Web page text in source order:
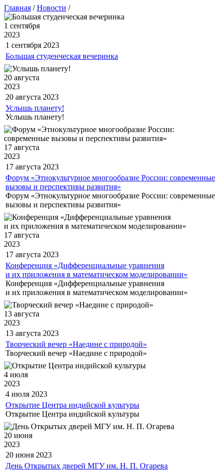
Главная /Новости /
1 сентября
2023
1 сентября 2023
Большая студенческая вечеринка
20 августа
2023
20 августа 2023
Услышь планету!
Услышь планету!
17 августа
2023
17 августа 2023
Форум «Этнокультурное многообразие России: современные
вызовы и перспективы развития»
Форум «Этнокультурное многообразие России: современные
вызовы и перспективы развития»
17 августа
2023
17 августа 2023
Конференция «Дифференциальные уравнения
и их приложения в математическом моделировании»
Конференция «Дифференциальные уравнения
и их приложения в математическом моделировании»
13 августа
2023
13 августа 2023
Творческий вечер «Наедине с природой»
Творческий вечер «Наедине с природой»
4 июля
2023
4 июля 2023
Открытие Центра индийской культуры
Открытие Центра индийской культуры
20 июня
2023
20 июня 2023
День Открытых дверей МГУ им. Н. П. Огарева